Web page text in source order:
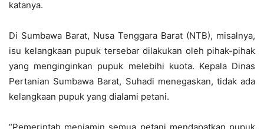
katanya.
Di Sumbawa Barat, Nusa Tenggara Barat (NTB), misalnya,
isu kelangkaan pupuk tersebar dilakukan oleh pihak-pihak
yang menginginkan pupuk melebihi kuota. Kepala Dinas
Pertanian Sumbawa Barat, Suhadi menegaskan, tidak ada
kelangkaan pupuk yang dialami petani.